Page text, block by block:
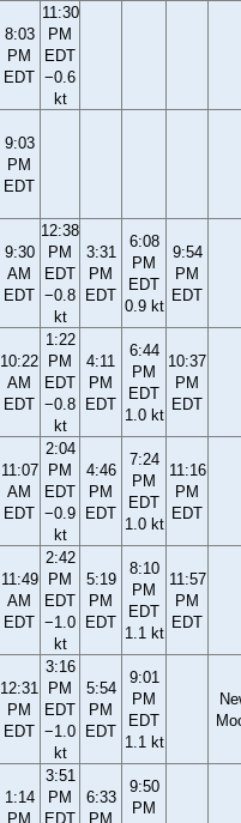
8:03
PM
EDT
11:30
PM
EDT
−0.6
kt
9:03
PM
EDT
9:30
AM
EDT
12:38
PM
EDT
−0.8
kt
3:31
PM
EDT
6:08
PM
EDT
0.9 kt
9:54
PM
EDT
10:22
AM
EDT
1:22
PM
EDT
−0.8
kt
4:11
PM
EDT
6:44
PM
EDT
1.0 kt
10:37
PM
EDT
11:07
AM
EDT
2:04
PM
EDT
−0.9
kt
4:46
PM
EDT
7:24
PM
EDT
1.0 kt
11:16
PM
EDT
11:49
AM
EDT
2:42
PM
EDT
−1.0
kt
5:19
PM
EDT
8:10
PM
EDT
1.1 kt
11:57
PM
EDT
12:31
PM
EDT
3:16
PM
EDT
−1.0
kt
5:54
PM
EDT
9:01
PM
EDT
1.1 kt
1:14
PM
3:51
PM
EDT
6:33
PM
9:50
PM